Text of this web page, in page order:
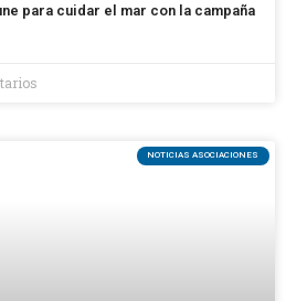
para cuidar el mar con la campaña
NOTICIAS ASOCIACIONES